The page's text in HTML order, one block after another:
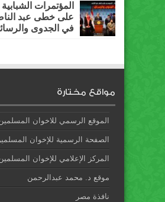
المؤتمرات
على خطى عبد
في الجدوى
مواقع مختارة
الموقع الرسمي للاخوان
الصفحة الرسمية للإخوان
المركز الإعلامي للإخوان
موقع د. محمد عبدالرحمن
نافذة مصر